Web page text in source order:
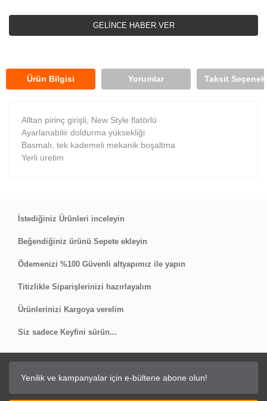
GELİNCE HABER VER
Ürün Bilgisi Yorumlar Taksit
Alltan pirinç girişli, New Style flatörlü
Ayarlanabilir doldurma yüksekliği
Basmalı, tek kademeli mekanik boşaltma
Yerli üretim
İstediğiniz Ürünleri inceleyin
Beğendiğiniz ürünü Sepete ekleyin
Ödemenizi %100 Güvenli altyapımız ile yapın
Titizlikle Siparişlerinizi hazırlayalım
Ürünlerinizi Kargoya verelim
Siz sadece Keyfini sürün...